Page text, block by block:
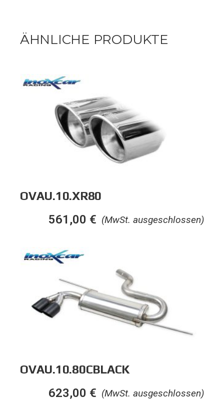
ÄHNLICHE PRODUKTE
OVAU.10.XR80
(MwSt. ausgeschlossen)
561,00 €
OVAU.10.80CBLACK
(MwSt. ausgeschlossen)
623,00 €